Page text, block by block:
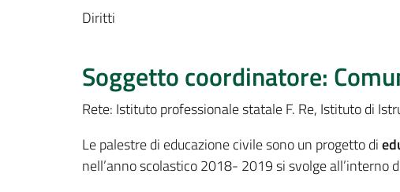
Diritti
Soggetto coordinatore:
Rete: Istituto professionale statale F. Re, Istituto di
Le palestre di educazione civile sono un progetto di
nell’anno scolastico 2018- 2019 si svolge all’interno